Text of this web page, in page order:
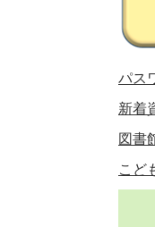
パス
新着
図書
こど